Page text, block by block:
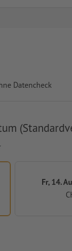
Datencheck
Fr, 14.